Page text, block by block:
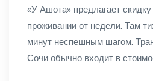
«У Ашота» предлагает
проживании от недели. Там
минут неспешным шагом.
Сочи обычно входит в